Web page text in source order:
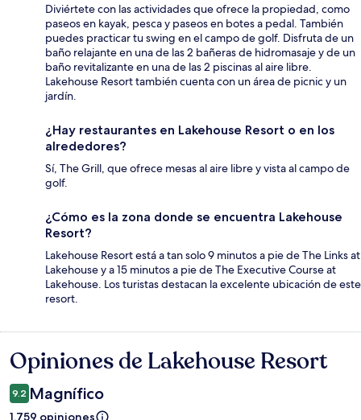
Diviértete con las actividades que ofrece la propiedad, como
paseos en kayak, pesca y paseos en botes a pedal. También
puedes practicar tu swing en el campo de golf. Disfruta de un
baño relajante en una de las 2 bañeras de hidromasaje y de un
baño revitalizante en una de las 2 piscinas al aire libre.
Lakehouse Resort también cuenta con un área de picnic y un
jardín.
¿Hay restaurantes en Lakehouse Resort o en los
alrededores?
Sí, The Grill, que ofrece mesas al aire libre y vista al campo de
golf.
¿Cómo es la zona donde se encuentra Lakehouse
Resort?
Lakehouse Resort está a tan solo 9 minutos a pie de The Links at
Lakehouse y a 15 minutos a pie de The Executive Course at
Lakehouse. Los turistas destacan la excelente ubicación de este
resort.
Opiniones
Opiniones de Lakehouse Resort
9.2 Magnífico
1,759 opiniones